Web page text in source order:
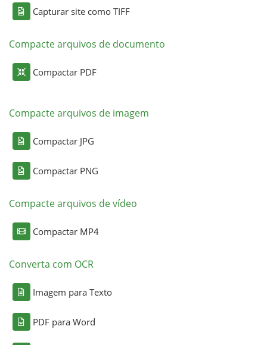
Capturar site como TIFF
Compacte arquivos de documento
Compactar PDF
Compacte arquivos de imagem
Compactar JPG
Compactar PNG
Compacte arquivos de vídeo
Compactar MP4
Converta com OCR
Imagem para Texto
PDF para Word